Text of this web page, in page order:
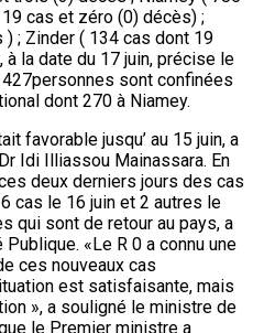
cas et zéro (0) décès) ;
; Zinder ( 134 cas dont 19
à la date du 17 juin, précise le
sont confinées
dont 270 à Niamey.
favorable jusqu’ au 15 juin, a
Idi Illiassou Mainassara. En
deux derniers jours des cas
cas le 16 juin et 2 autres le
qui sont de retour au pays, a
«Le R 0 a connu une
ces nouveaux cas
est satisfaisante, mais
», a souligné le ministre de
le Premier ministre a